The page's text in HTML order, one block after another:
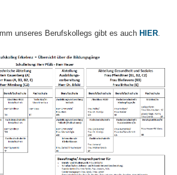
unseres Berufskollegs gibt es auch HIER.